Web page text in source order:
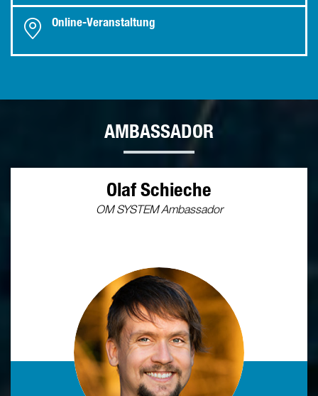
Online-Veranstaltung
AMBASSADOR
Olaf Schieche
OM SYSTEM Ambassador